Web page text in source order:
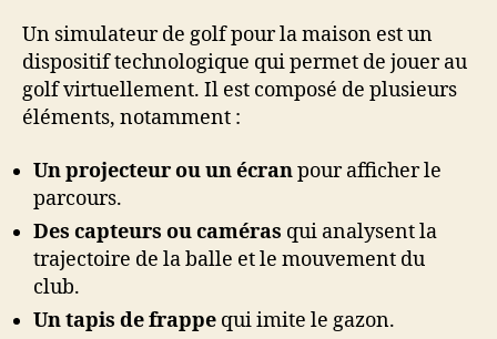
Un simulateur de golf pour la maison est un
dispositif technologique qui permet de jouer au
golf virtuellement. Il est composé de plusieurs
éléments, notamment :
Un projecteur ou un écranpour afficher le
parcours.
Des capteurs ou caméras qui analysent la
trajectoire de la balle et le mouvement du
club.
Un tapis de frappe qui imite le gazon.